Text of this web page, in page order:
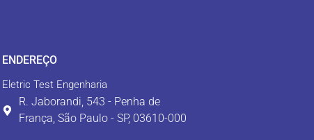
ENDEREÇO
Eletric Test Engenharia
R. Jaborandi, 543 - Penha de
França, São Paulo - SP, 03610-000